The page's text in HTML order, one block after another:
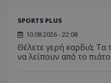
SPORTS PLUS
10.08.2026 - 22:08
Θέλετε γερή καρδιά; Τα
να λείπουν από το